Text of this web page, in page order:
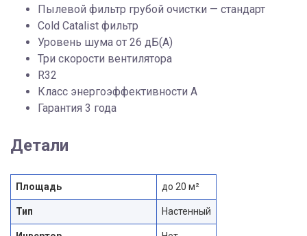
Пылевой фильтр грубой очистки — стандарт
Cold Catalist фильтр
Уровень шума от 26 дБ(А)
Три скорости вентилятора
R32
Класс энергоэффективности A
Гарантия 3 года
Детали
Площадь до 20 м²
Тип Настенный